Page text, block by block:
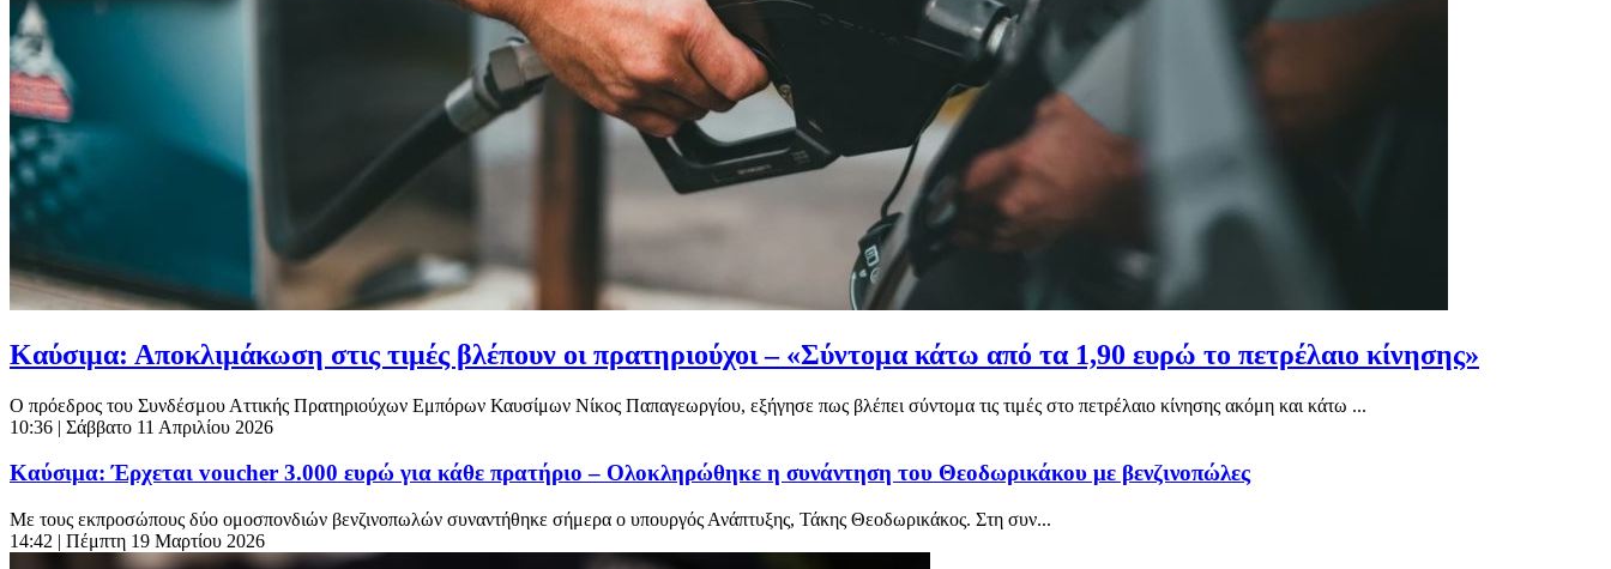
Καύσιμα: Αποκλιμάκωση στις τιμές βλέπουν οι πρατηριούχοι – «Σύντομα κάτω από τα 1,90 ευρώ το πετρέλαιο κίνησης»
Ο πρόεδρος του Συνδέσμου Αττικής Πρατηριούχων Εμπόρων Καυσίμων Νίκος Παπαγεωργίου, εξήγησε πως βλέπει σύντομα τις τιμές στο πετρέλαιο κίνησης ακόμη και κάτω ...
10:36 | Σάββατο 11 Απριλίου 2026
Καύσιμα: Έρχεται voucher 3.000 ευρώ για κάθε πρατήριο – Ολοκληρώθηκε η συνάντηση του Θεοδωρικάκου με βενζινοπώλες
Με τους εκπροσώπους δύο ομοσπονδιών βενζινοπωλών συναντήθηκε σήμερα ο υπουργός Ανάπτυξης, Τάκης Θεοδωρικάκος. Στη συν...
14:42 | Πέμπτη 19 Μαρτίου 2026